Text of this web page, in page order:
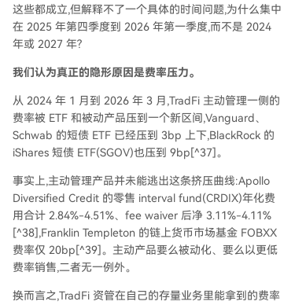
这些都成立,但解释不了一个具体的时间问题,为什么集中
在 2025 年第四季度到 2026 年第一季度,而不是 2024
年或 2027 年?
我们认为真正的隐形原因是费率压力。
从 2024 年 1 月到 2026 年 3 月,TradFi 主动管理一侧的
费率被 ETF 和被动产品压到一个新区间,Vanguard、
Schwab 的短债 ETF 已经压到 3bp 上下,BlackRock 的
iShares 短债 ETF(SGOV)也压到 9bp[^37]。
事实上,主动管理产品并未能逃出这条挤压曲线:Apollo
Diversified Credit 的零售 interval fund(CRDIX)年化费
用合计 2.84%-4.51%、fee waiver 后净 3.11%-4.11%
[^38],Franklin Templeton 的链上货币市场基金 FOBXX
费率仅 20bp[^39]。主动产品要么被动化、要么以更低
费率销售,二者无一例外。
换而言之,TradFi 资管在自己的存量业务里能拿到的费率